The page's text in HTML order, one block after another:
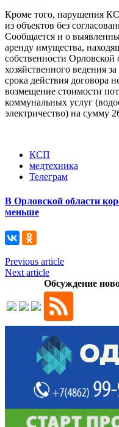
Кроме того, нарушения
из объектов без
Сообщается и о
аренду имущества,
собственности Орловской
хозяйственного ведения
срока действия договора
возмещение стоимости
коммунальных услуг
электричество) на сумму
КСП
медтехника
Телеграм
В Орловской области
меньше
Previous article
Next article
Обсуждение